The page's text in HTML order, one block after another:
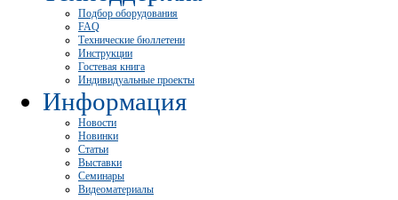
Подбор оборудования
FAQ
Технические бюллетени
Инструкции
Гостевая книга
Индивидуальные проекты
Информация
Новости
Новинки
Статьи
Выставки
Семинары
Видеоматериалы